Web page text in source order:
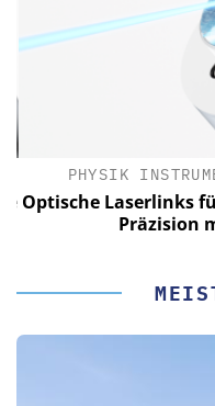
PHYSIK
Optische Laserlinks
Präzision